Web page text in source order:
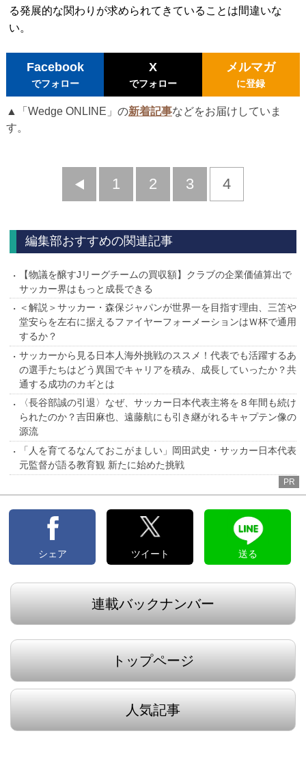
る発展的な関わりが求められてきていることは間違いな
い。
Facebook
でフォロー
X
でフォロー
メルマガ
に登録
▲「Wedge ONLINE」の新着記事などをお届けしていま
す。
前
1 2 3 4
編集部おすすめの関連記事
【物議を醸すJリーグチームの買収額】クラブの企業価値算出で
サッカー界はもっと成長できる
＜解説＞サッカー・森保ジャパンが世界一を目指す理由、三笘や
堂安らを左右に据えるファイヤーフォーメーションはＷ杯で通用
するか？
サッカーから見る日本人海外挑戦のススメ！代表でも活躍するあ
の選手たちはどう異国でキャリアを積み、成長していったか？共
通する成功のカギとは
〈長谷部誠の引退〉なぜ、サッカー日本代表主将を８年間も続け
られたのか？吉田麻也、遠藤航にも引き継がれるキャプテン像の
源流
「人を育てるなんておこがましい」岡田武史・サッカー日本代表
元監督が語る教育観 新たに始めた挑戦
PR
シェア ツイート 送る
連載バックナンバー
トップページ
人気記事